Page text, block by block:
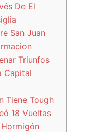
De El
San Juan
Triunfos
Capital
Tiene Tough
18 Vueltas